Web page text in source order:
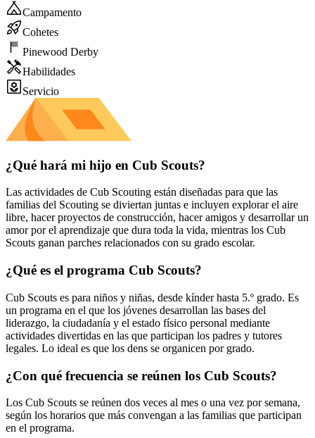
Campamento
Cohetes
Pinewood Derby
Habilidades
Servicio
¿Qué hará mi hijo en Cub Scouts?
Las actividades de Cub Scouting están diseñadas para que las
familias del Scouting se diviertan juntas e incluyen explorar el aire
libre, hacer proyectos de construcción, hacer amigos y desarrollar un
amor por el aprendizaje que dura toda la vida, mientras los Cub
Scouts ganan parches relacionados con su grado escolar.
¿Qué es el programa Cub Scouts?
Cub Scouts es para niños y niñas, desde kínder hasta 5.º grado. Es
un programa en el que los jóvenes desarrollan las bases del
liderazgo, la ciudadanía y el estado físico personal mediante
actividades divertidas en las que participan los padres y tutores
legales. Lo ideal es que los dens se organicen por grado.
¿Con qué frecuencia se reúnen los Cub Scouts?
Los Cub Scouts se reúnen dos veces al mes o una vez por semana,
según los horarios que más convengan a las familias que participan
en el programa.